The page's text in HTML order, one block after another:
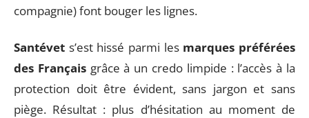
compagnie) font bouger les lignes.
Santévet s’est hissé parmi les marques préférées
des Françaisgrâce à un credo limpide : l’accès à la
protection doit être évident, sans jargon et sans
piège. Résultat : plus d’hésitation au moment de